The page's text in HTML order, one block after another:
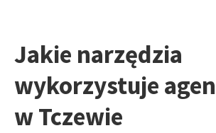
Jakie narzędzia
wykorzystuje
w Tczewie